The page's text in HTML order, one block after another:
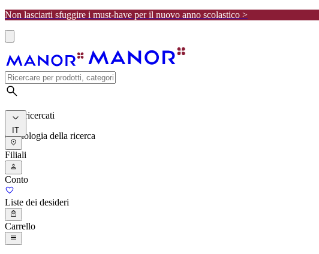
Non lasciarti sfuggire i must-have per il nuovo anno scolastico >
I più ricercati
Cronologia della ricerca
IT
Filiali
Conto
Liste dei desideri
Carrello